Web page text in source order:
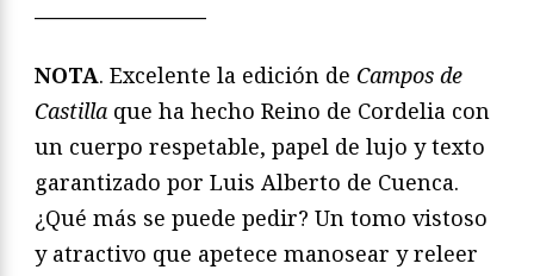
————————
NOTA. Excelente la edición de Campos de
Castilla que ha hecho Reino de Cordelia con
un cuerpo respetable, papel de lujo y texto
garantizado por Luis Alberto de Cuenca.
¿Qué más se puede pedir? Un tomo vistoso
y atractivo que apetece manosear y releer